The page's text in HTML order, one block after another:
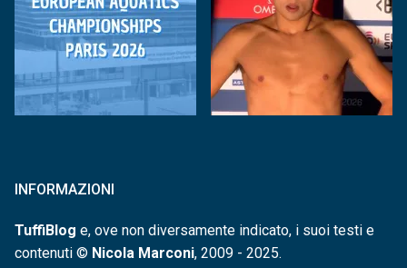
INFORMAZIONI
TuffiBlog e, ove non diversamente indicato, i suoi testi e
contenuti © Nicola Marconi, 2009 - 2025.